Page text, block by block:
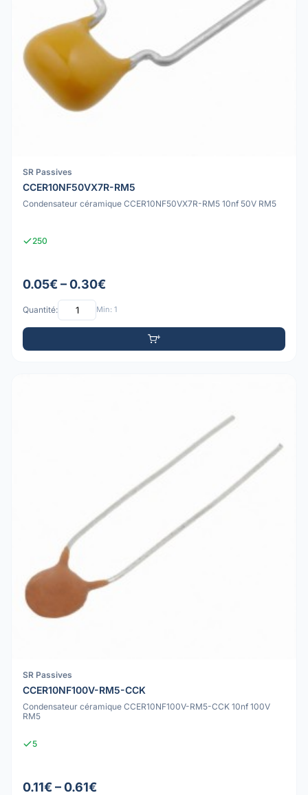
SR Passives
CCER10NF50VX7R-RM5
Condensateur céramique CCER10NF50VX7R-RM5 10nf 50V RM5
250
0.05€ – 0.30€
Quantité: Min: 1
SR Passives
CCER10NF100V-RM5-CCK
Condensateur céramique CCER10NF100V-RM5-CCK 10nf 100V
RM5
5
0.11€ – 0.61€